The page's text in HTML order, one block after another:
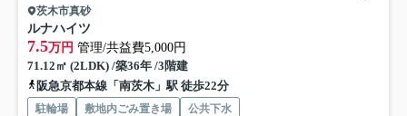
茨木市真砂
ルナハイツ
7.5万円 管理/共益費5,000円
71.12㎡ (2LDK) /築36年 /3階建
阪急京都本線「南茨木」駅 徒歩22分
駐輪場 敷地内ごみ置き場 公共下水